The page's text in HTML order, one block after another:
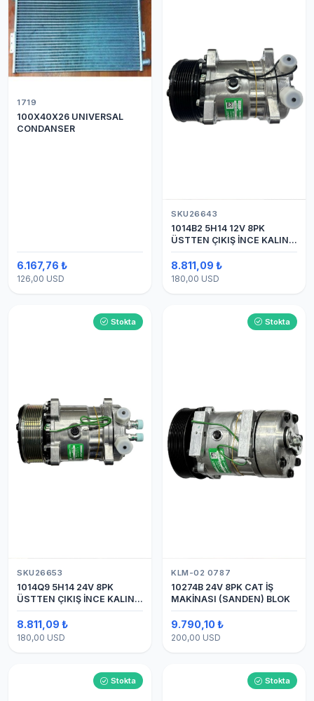
1719
100X40X26 UNIVERSAL
CONDANSER
6.167,76 ₺
126,00 USD
SKU26643
1014B2 5H14 12V 8PK
ÜSTTEN ÇIKIŞ İNCE KALIN
(SANDEN) KLİMA
KOMPESÖRÜ
8.811,09 ₺
180,00 USD
Stokta
SKU26653
1014Q9 5H14 24V 8PK
ÜSTTEN ÇIKIŞ İNCE KALIN
(SANDEN) KLİMA
KOMPRESÖRÜ KOMPRESÖR
8.811,09 ₺
180,00 USD
Stokta
KLM-02 0787
10274B 24V 8PK CAT İŞ
MAKİNASI (SANDEN) BLOK
9.790,10 ₺
200,00 USD
Stokta Stokta